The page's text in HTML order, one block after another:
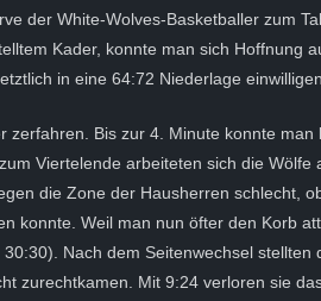
der White-Wolves-Basketballer zum
Kader, konnte man sich Hoffnung
in eine 64:72 Niederlage einwilligen.
zerfahren. Bis zur 4. Minute konnte man
Viertelende arbeiteten sich die Wölfe
die Zone der Hausherren schlecht,
konnte. Weil man nun öfter den Korb
Nach dem Seitenwechsel stellten
zurechtkamen. Mit 9:24 verloren sie